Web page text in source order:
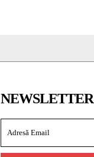
NEWSLETTER